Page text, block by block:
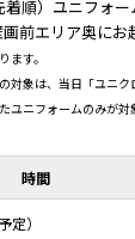
順）ユニフォ
前エリア奥にお
す。
対象は、当日「ユニク
ユニフォームのみが対
時間
）